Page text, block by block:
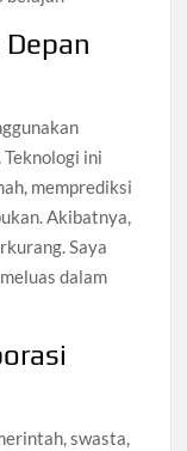
Teknologi ini
memprediksi
Akibatnya,
Saya
dalam
swasta,